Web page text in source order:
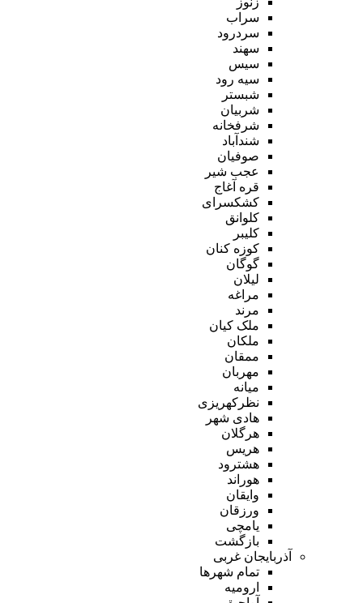
سراب
سردرود
سهند
سیس
سیه رود
شبستر
شربیان
شرفخانه
شندآباد
صوفیان
عجب شیر
قره آغاج
کشکسرای
کلوانق
کلیبر
کوزه کنان
گوگان
لیلان
مراغه
مرند
ملک کیان
ملکان
ممقان
مهربان
میانه
نظرکهریزی
هادی شهر
هرگلان
هریس
هشترود
هوراند
وایقان
ورزقان
یامچی
بازگشت
آذربایجان غربی
تمام شهر‌ها
ارومیه